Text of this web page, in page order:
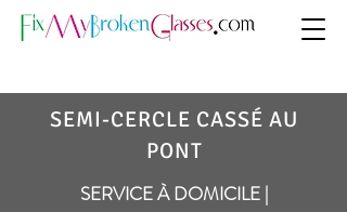
SEMI-CERCLE CASSÉ AU
PONT
SERVICE À DOMICILE |